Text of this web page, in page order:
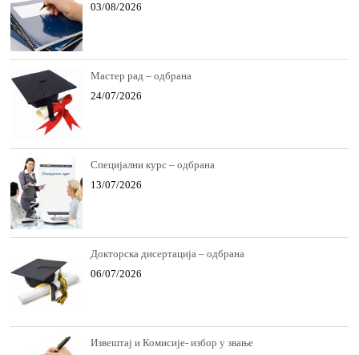
03/08/2026
Мастер рад – одбрана
24/07/2026
Специјални курс – одбрана
13/07/2026
Докторска дисертација – одбрана
06/07/2026
Извештај и Комисије- избор у звање